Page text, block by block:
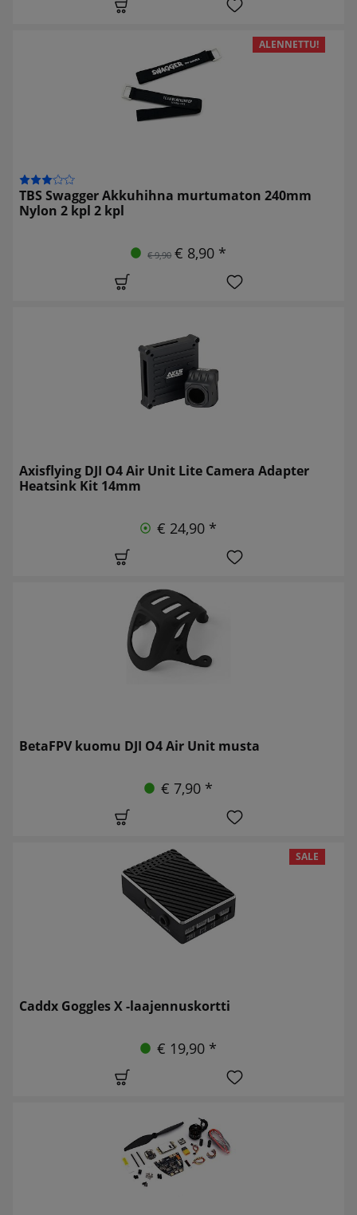
ALENNETTU!
TBS Swagger Akkuhihna murtumaton 240mm
Nylon 2 kpl 2 kpl
€ 9,90 € 8,90 *
Axisflying DJI O4 Air Unit Lite Camera Adapter
Heatsink Kit 14mm
€ 24,90 *
BetaFPV kuomu DJI O4 Air Unit musta
€ 7,90 *
SALE
Caddx Goggles X -laajennuskortti
€ 19,90 *